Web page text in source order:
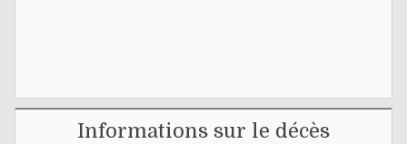
Informations sur le décès